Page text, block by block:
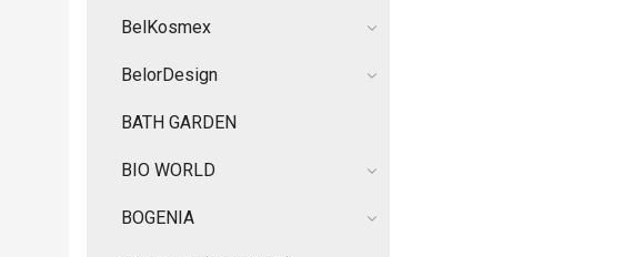
BelKosmex
BelorDesign
BATH GARDEN
BIO WORLD
BOGENIA